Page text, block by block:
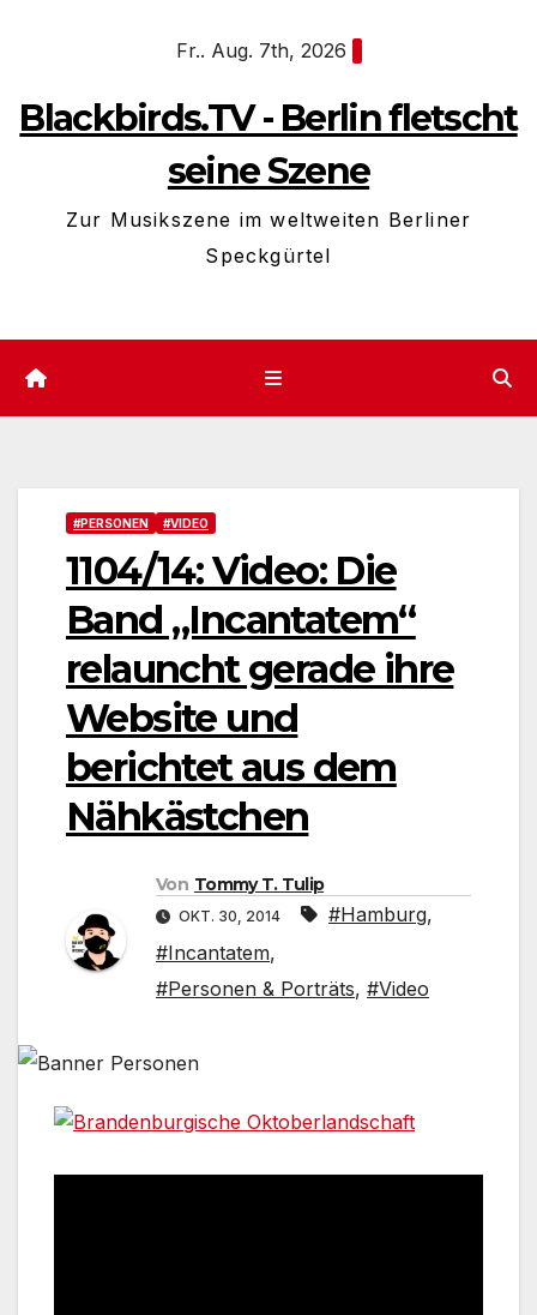
Fr.. Aug. 7th, 2026
Blackbirds.TV - Berlin fletscht
seine Szene
Zur Musikszene im weltweiten Berliner
Speckgürtel
#PERSONEN #VIDEO
1104/14: Video: Die
Band „Incantatem“
relauncht gerade ihre
Website und
berichtet aus dem
Nähkästchen
Von Tommy T. Tulip
OKT. 30, 2014 #Hamburg,
#Incantatem,
#Personen & Porträts, #Video